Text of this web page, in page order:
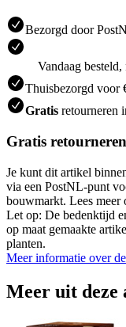
Bezorgd door
Vandaag
Thuisbezorgd voor
Gratis retourneren
Gratis
Je kunt dit artikel
via een PostNL-punt
bouwmarkt. Lees meer
Let op: De bedenktijd
op maat gemaakte
planten.
Meer informatie over
Meer uit deze